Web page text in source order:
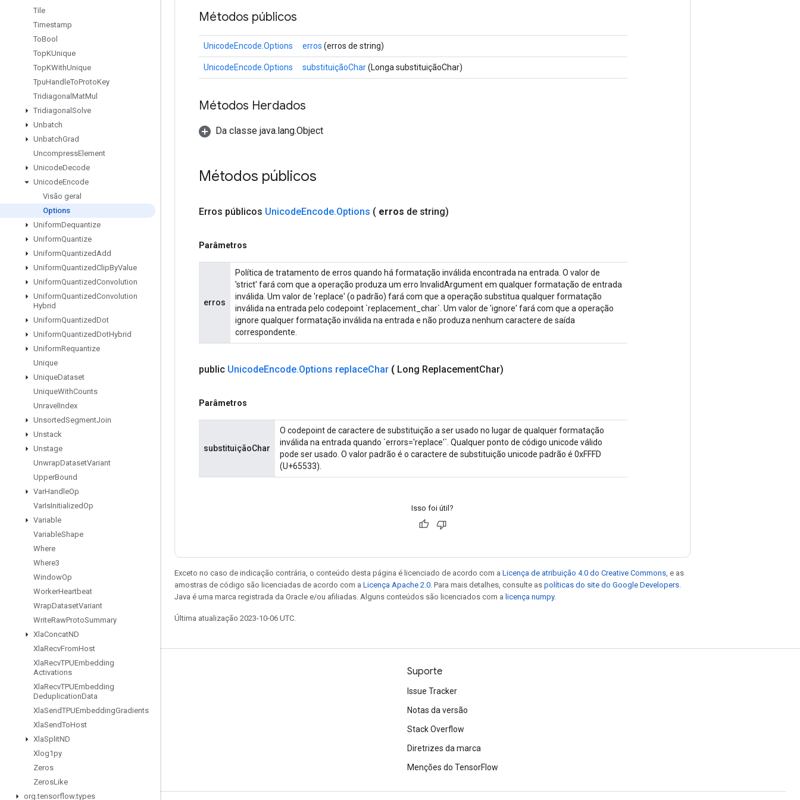
Tile
Timestamp
ToBool
TopKUnique
TopKWithUnique
TpuHandleToProtoKey
Tridiagonal MatMul
Tridiagonal Solve
Unbatch
UnbatchGrad
UncompressElement
UnicodeDecode
UnicodeEncode
Visão geral
Options
UniformDequantize
UniformQuantize
UniformQuantizedAdd
UniformQuantizedClipByValue
UniformQuantizedConvolution
UniformQuantizedConvolution
Hybrid
UniformQuantizedDot
UniformQuantizedDotHybrid
UniformRequantize
Unique
UniqueDataset
UniqueWithCounts
Unravel Index
UnsortedSegmentJoin
Unstack
Unstage
UnwrapDatasetVariant
UpperBound
VarHandleOp
VarIsInitializedOp
Variable
VariableShape
Where
Where3
WindowOp
WorkerHeartbeat
WrapDatasetVariant
WriteRawProtoSummary
XlaConcatND
XlaRecvFromHost
XlaRecvTPUEmbedding
Activations
XlaRecvTPUEmbedding
DeduplicationData
XlaSendTPUEmbeddingGradients
XlaSendToHost
XlaSplitND
Xlog1py
Zeros
ZerosLike
org.tensorflow.types
Métodos públicos
UnicodeEncode.Options erros (erros de string)
UnicodeEncode.Options substituiçãoChar(Longa substituiçãoChar)
Métodos Herdados
Da classe java.lang.Object
Métodos públicos
Erros públicos UnicodeEncode.Options ( erros de string)
Parâmetros
erros
Política de tratamento de erros quando há formatação inválida encontrada na entrada. O valor de
'strict' fará com que a operação produza um erro InvalidArgument em qualquer formatação de entrada
inválida. Um valor de 'replace' (o padrão) fará com que a operação substitua qualquer formatação
inválida na entrada pelo codepoint `replacement_char`. Um valor de 'ignore' fará com que a operação
ignore qualquer formatação inválida na entrada e não produza nenhum caractere de saída
correspondente.
public UnicodeEncode.Options replaceChar ( Long ReplacementChar)
Parâmetros
substituiçãoChar
O codepoint de caractere de substituição a ser usado no lugar de qualquer formatação
inválida na entrada quando `errors='replace'`. Qualquer ponto de código unicode válido
pode ser usado. O valor padrão é o caractere de substituição unicode padrão é 0xFFFD
(U+65533).
Isso foi útil?
Exceto no caso de indicação contrária, o conteúdo desta página é licenciado de acordo com a Licença de atribuição 4.0 do Creative Commons , e as
amostras de código são licenciadas de acordo com a Licença Apache 2.0 . Para mais detalhes, consulte as políticas do site do Google Developers
Java é uma marca registrada da Oracle e/ou afiliadas. Alguns conteúdos são licenciados com a licença numpy.
Última atualização 2023-10-06 UTC.
Permanecer conectado
Fórum
GitHub
Twitter
YouTube
Suporte
Issue Tracker
Notas da versão
Stack Overflow
Diretrizes da marca
Menções do TensorFlow